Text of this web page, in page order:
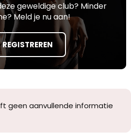
geweldige club? Minder
Meld je nu aan!
REGISTREREN
geen aanvullende informatie